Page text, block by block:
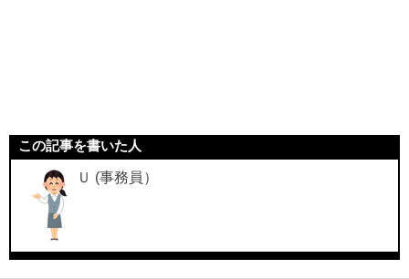
この記事を書いた人
Ｕ (事務員）